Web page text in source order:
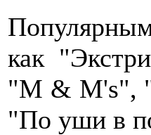
как
"M & M's",
"По уши в